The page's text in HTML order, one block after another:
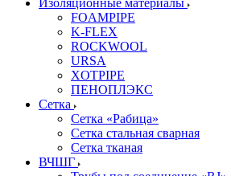
Изоляционные материалы
FOAMPIPE
K-FLEX
ROCKWOOL
URSA
XOTPIPE
ПЕНОПЛЭКС
Сетка
Сетка «Рабица»
Сетка стальная сварная
Сетка тканая
ВЧШГ